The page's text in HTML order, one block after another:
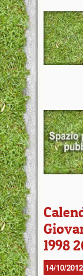
1998
14/10/2012